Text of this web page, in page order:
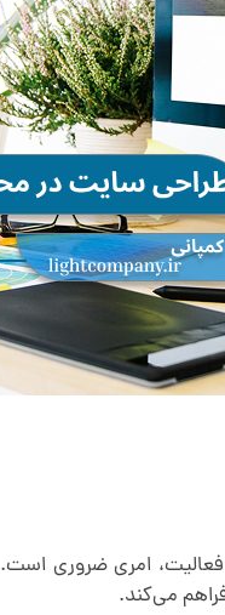
امری ضروری است.
می‌کند.